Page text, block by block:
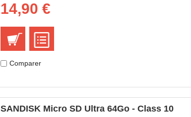
14,90 €
Comparer
SANDISK Micro SD Ultra 64Go - Class 10